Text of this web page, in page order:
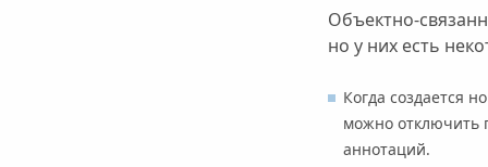
Объектно-
но у них есть
Когда создается
можно отключить
аннотаций.